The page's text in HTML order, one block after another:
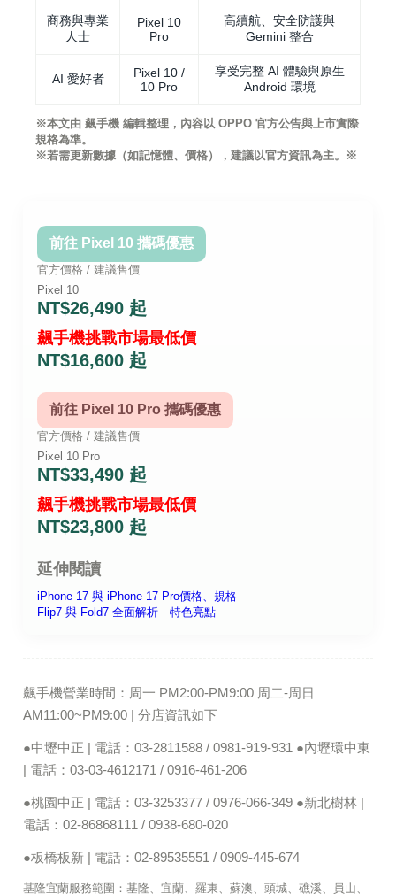
商務與專業
人士
Pixel 10
Pro
高續航、安全防護與
Gemini 整合
AI 愛好者
Pixel 10 /
10 Pro
享受完整 AI 體驗與原生
Android 環境
※本文由 飆手機 編輯整理，內容以 OPPO 官方公告與上市實際
規格為準。
※若需更新數據（如記憶體、價格），建議以官方資訊為主。※
前往 Pixel 10 攜碼優惠
官方價格 / 建議售價
Pixel 10
NT$26,490 起
飆手機挑戰市場最低價
NT$16,600 起
前往 Pixel 10 Pro 攜碼優惠
官方價格 / 建議售價
Pixel 10 Pro
NT$33,490 起
飆手機挑戰市場最低價
NT$23,800 起
延伸閱讀
iPhone 17 與 iPhone 17 Pro價格、規格
Flip7 與 Fold7 全面解析｜特色亮點
飆手機營業時間：周一 PM2:00-PM9:00 周二-周日
AM11:00~PM9:00 | 分店資訊如下
●中壢中正 | 電話：03-2811588 / 0981-919-931 ●內壢環中東
| 電話：03-03-4612171 / 0916-461-206
●桃園中正 | 電話：03-3253377 / 0976-066-349 ●新北樹林 |
電話：02-86868111 / 0938-680-020
●板橋板新 | 電話：02-89535551 / 0909-445-674
基隆宜蘭服務範圍：基隆、宜蘭、羅東、蘇澳、頭城、礁溪、員山、